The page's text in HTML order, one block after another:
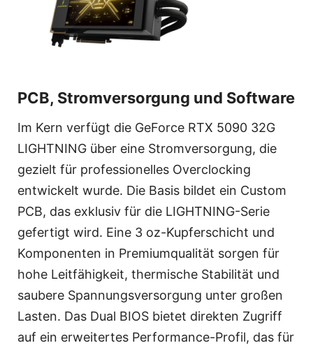
PCB, Stromversorgung und Software
Im Kern verfügt die GeForce RTX 5090 32G
LIGHTNING über eine Stromversorgung, die
gezielt für professionelles Overclocking
entwickelt wurde. Die Basis bildet ein Custom
PCB, das exklusiv für die LIGHTNING-Serie
gefertigt wird. Eine 3 oz-Kupferschicht und
Komponenten in Premiumqualität sorgen für
hohe Leitfähigkeit, thermische Stabilität und
saubere Spannungsversorgung unter großen
Lasten. Das Dual BIOS bietet direkten Zugriff
auf ein erweitertes Performance-Profil, das für